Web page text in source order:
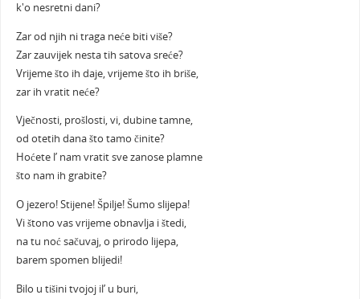
k'o nesretni dani?
Zar od njih ni traga neće biti više?
Zar zauvijek nesta tih satova sreće?
Vrijeme što ih daje, vrijeme što ih briše,
zar ih vratit neće?
Vječnosti, prošlosti, vi, dubine tamne,
od otetih dana što tamo činite?
Hoćete l’ nam vratit sve zanose plamne
što nam ih grabite?
O jezero! Stijene! Špilje! Šumo slijepa!
Vi štono vas vrijeme obnavlja i štedi,
na tu noć sačuvaj, o prirodo lijepa,
barem spomen blijedi!
Bilo u tišini tvojoj il’ u buri,